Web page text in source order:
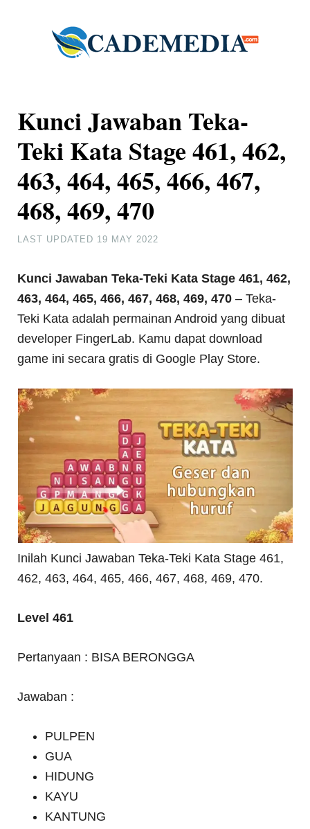
Kunci Jawaban Teka-
Teki Kata Stage 461, 462,
463, 464, 465, 466, 467,
468, 469, 470
LAST UPDATED 19 MAY 2022
Kunci Jawaban Teka-Teki Kata Stage 461, 462,
463, 464, 465, 466, 467, 468, 469, 470 – Teka-
Teki Kata adalah permainan Android yang dibuat
developer FingerLab. Kamu dapat download
game ini secara gratis di Google Play Store.
Inilah Kunci Jawaban Teka-Teki Kata Stage 461,
462, 463, 464, 465, 466, 467, 468, 469, 470.
Level 461
Pertanyaan : BISA BERONGGA
Jawaban :
PULPEN
GUA
HIDUNG
KAYU
KANTUNG